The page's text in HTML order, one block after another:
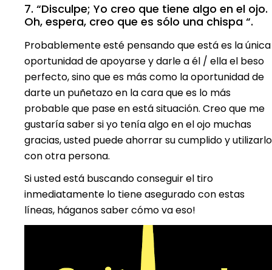
7. “Disculpe; Yo creo que tiene algo en el ojo.
Oh, espera, creo que es sólo una chispa “.
Probablemente esté pensando que está es la única
oportunidad de apoyarse y darle a él / ella el beso
perfecto, sino que es más como la oportunidad de
darte un puñetazo en la cara que es lo más
probable que pase en está situación. Creo que me
gustaría saber si yo tenía algo en el ojo muchas
gracias, usted puede ahorrar su cumplido y utilizarlo
con otra persona.
Si usted está buscando conseguir el tiro
inmediatamente lo tiene asegurado con estas
líneas, háganos saber cómo va eso!